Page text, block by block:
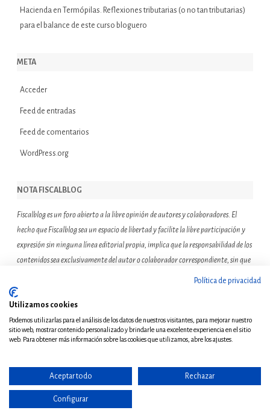
Hacienda en
Termópilas. Reflexiones tributarias (o no tan tributarias)
para el balance de este curso bloguero
META
Acceder
Feed de entradas
Feed de comentarios
WordPress.org
NOTA FISCALBLOG
Fiscalblog es un foro abierto a la libre opinión de autores y colaboradores. El
hecho que Fiscalblog sea un espacio de libertad y facilite la libre participación y
expresión sin ninguna línea editorial propia, implica que la responsabilidad de los
contenidos sea exclusivamente del autor o colaborador correspondiente, sin que
ello suponga que el resto de miembros de la comunidad de Fiscalblog asuman o
compartan las reflexiones u opiniones expresadas.
© Copyright 2011 - Todos
los derechos reservados
Política de privacidad
Utilizamos cookies
Podemos utilizarlas para el análisis de los datos de nuestros visitantes, para mejorar nuestro
sitio web, mostrar contenido personalizado y brindarle una excelente experiencia en el sitio
web. Para obtener más información sobre las cookies que utilizamos, abre los ajustes.
Aceptar todo Rechazar
Configurar